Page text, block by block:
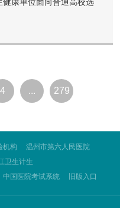
康单位面向普通高校选
4 ... 279
机构
温州市第六人民医院
卫生计生
中国医院考试系统 旧版入口